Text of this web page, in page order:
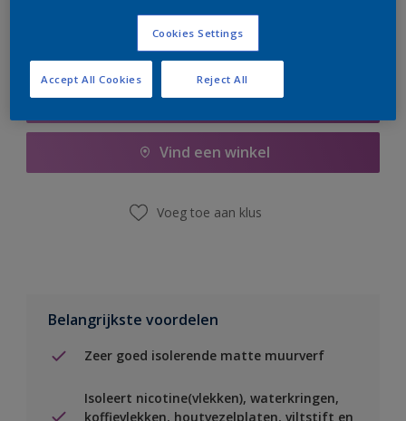
Boodschappenlijst
Vind een winkel
Voeg toe aan klus
Belangrijkste voordelen
Zeer goed isolerende matte muurverf
Isoleert nicotine(vlekken), waterkringen,
koffievlekken, houtvezelplaten, viltstift en
Cookies Settings
Reject All
Accept All Cookies